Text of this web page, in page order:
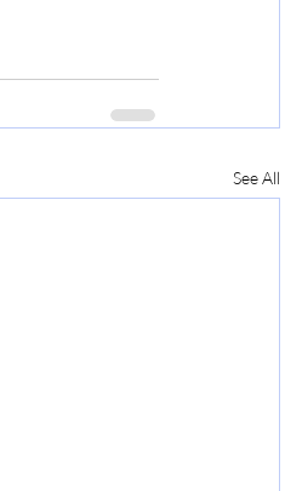
See All